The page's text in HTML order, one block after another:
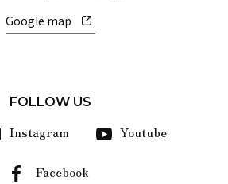
Google map
FOLLOW US
Instagram Youtube
Facebook